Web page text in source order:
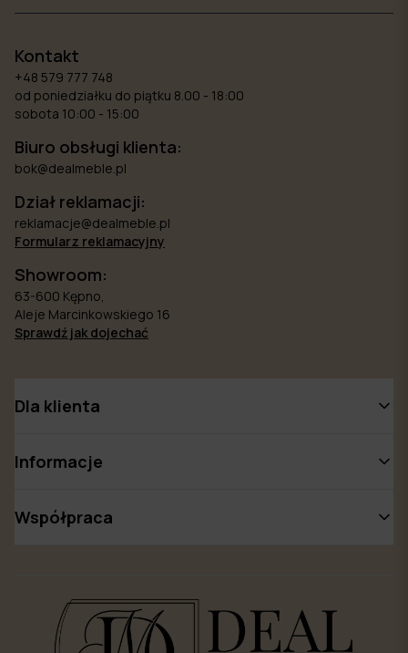
Kontakt
+48 579 777 748
od poniedziałku do piątku 8.00 - 18:00
sobota 10:00 - 15:00
Biuro obsługi klienta:
bok@dealmeble.pl
Dział reklamacji:
reklamacje@dealmeble.pl
Formularz reklamacyjny
Showroom:
63-600 Kępno,
Aleje Marcinkowskiego 16
Sprawdź jak dojechać
Dla klienta
Informacje
Współpraca